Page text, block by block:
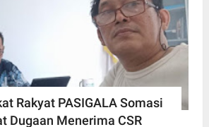
Rakyat PASIGALA Somasi
Dugaan Menerima CSR